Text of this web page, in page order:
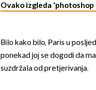
Ovako izgleda
Bilo kako bilo, Paris u
ponekad joj se dogodi da
suzdržala od pretjerivanja.